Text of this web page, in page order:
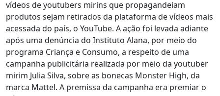
vídeos de youtubers mirins que propagandeiam
produtos sejam retirados da plataforma de vídeos mais
acessada do país, o YouTube. A ação foi levada adiante
após uma denúncia do Instituto Alana, por meio do
programa Criança e Consumo, a respeito de uma
campanha publicitária realizada por meio da youtuber
mirim Julia Silva, sobre as bonecas Monster High, da
marca Mattel. A premissa da campanha era premiar o